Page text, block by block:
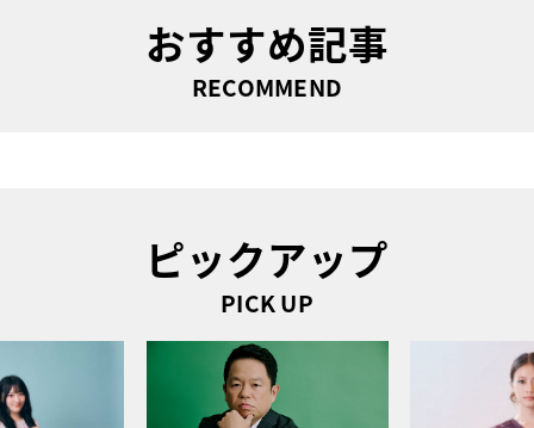
おすすめ記事
RECOMMEND
ピックアップ
PICK UP